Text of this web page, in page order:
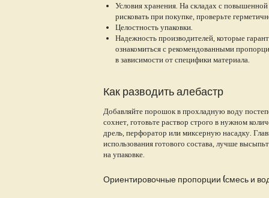
Условия хранения. На складах с
рисковать при покупке, проверьте
Целостность упаковки.
Надежность производителей, которые
ознакомиться с рекомендованными
в зависимости от специфики материала.
Как разводить алебастр
Добавляйте порошок в прохладную воду
сохнет, готовьте раствор строго в нужном
дрель, перфоратор или миксерную насадку.
использования готового состава, лучше
на упаковке.
Ориентировочные пропорции (смесь и